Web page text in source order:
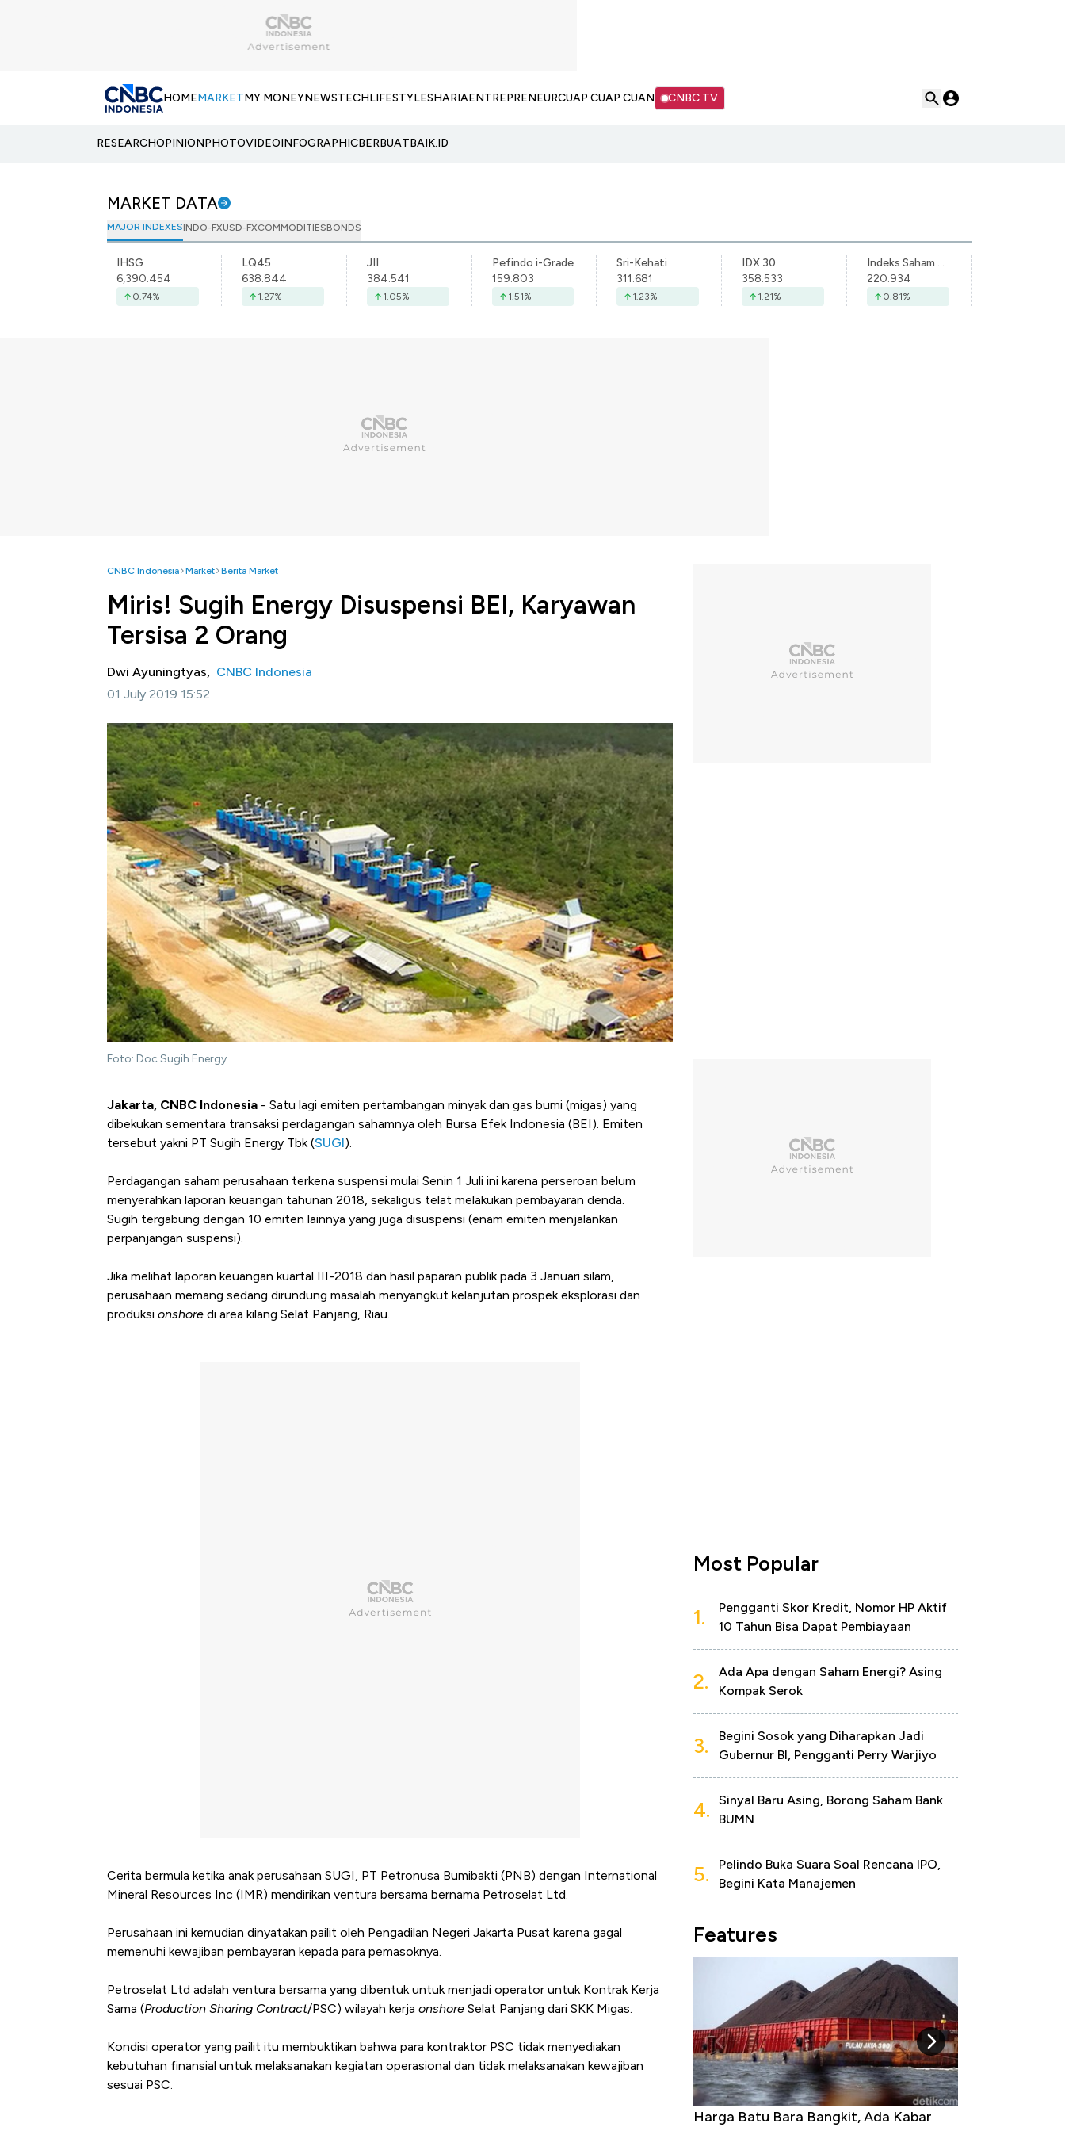
HOMEMARKETMY MONEYNEWSTECHLIFESTYLESHARIAENTREPRENEURCUAP CUAP CUAN CNBC TV
RESEARCHOPINIONPHOTOVIDEOINFOGRAPHICBERBUATBAIK.ID
MARKET DATA
MAJOR INDEXESINDO-FXUSD-FXCOMMODITIESBONDS
IHSG
6,390.454
0.74%
LQ45
638.844
1.27%
JII
384.541
1.05%
Pefindo i-Grade
159.803
1.51%
Sri-Kehati
311.681
1.23%
IDX 30
358.533
1.21%
Indeks Saham Syariah Indonesia
220.934
0.81%
CNBC Indonesia Market Berita Market
Miris! Sugih Energy Disuspensi BEI, Karyawan
Tersisa 2 Orang
Dwi Ayuningtyas, CNBC Indonesia
01 July 2019 15:52
Foto: Doc.Sugih Energy
Jakarta, CNBC Indonesia - Satu lagi emiten pertambangan minyak dan gas bumi (migas) yang
dibekukan sementara transaksi perdagangan sahamnya oleh Bursa Efek Indonesia (BEI). Emiten
tersebut yakni PT Sugih Energy Tbk (SUGI).
Perdagangan saham perusahaan terkena suspensi mulai Senin 1 Juli ini karena perseroan belum
menyerahkan laporan keuangan tahunan 2018, sekaligus telat melakukan pembayaran denda.
Sugih tergabung dengan 10 emiten lainnya yang juga disuspensi (enam emiten menjalankan
perpanjangan suspensi).
Jika melihat laporan keuangan kuartal III-2018 dan hasil paparan publik pada 3 Januari silam,
perusahaan memang sedang dirundung masalah menyangkut kelanjutan prospek eksplorasi dan
produksi onshore di area kilang Selat Panjang, Riau.
Cerita bermula ketika anak perusahaan SUGI, PT Petronusa Bumibakti (PNB) dengan International
Mineral Resources Inc (IMR) mendirikan ventura bersama bernama Petroselat Ltd.
Perusahaan ini kemudian dinyatakan pailit oleh Pengadilan Negeri Jakarta Pusat karena gagal
memenuhi kewajiban pembayaran kepada para pemasoknya.
Petroselat Ltd adalah ventura bersama yang dibentuk untuk menjadi operator untuk Kontrak Kerja
Sama (Production Sharing Contract/PSC) wilayah kerja onshore Selat Panjang dari SKK Migas.
Kondisi operator yang pailit itu membuktikan bahwa para kontraktor PSC tidak menyediakan
kebutuhan finansial untuk melaksanakan kegiatan operasional dan tidak melaksanakan kewajiban
sesuai PSC.
Most Popular
1.
Pengganti Skor Kredit, Nomor HP Aktif
10 Tahun Bisa Dapat Pembiayaan
2.
Ada Apa dengan Saham Energi? Asing
Kompak Serok
3.
Begini Sosok yang Diharapkan Jadi
Gubernur BI, Pengganti Perry Warjiyo
4.
Sinyal Baru Asing, Borong Saham Bank
BUMN
5.
Pelindo Buka Suara Soal Rencana IPO,
Begini Kata Manajemen
Features
Harga Emas Jatuh Usai Terbang 3 Hari,